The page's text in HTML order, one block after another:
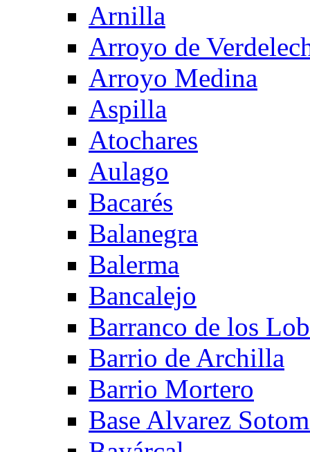
Arnilla
Arroyo de
Arroyo Medina
Aspilla
Atochares
Aulago
Bacarés
Balanegra
Balerma
Bancalejo
Barranco de los
Barrio de Archilla
Barrio Mortero
Base Alvarez